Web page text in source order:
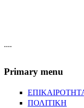
....
Primary menu
ΠΟΛΙΤΙΚΗ